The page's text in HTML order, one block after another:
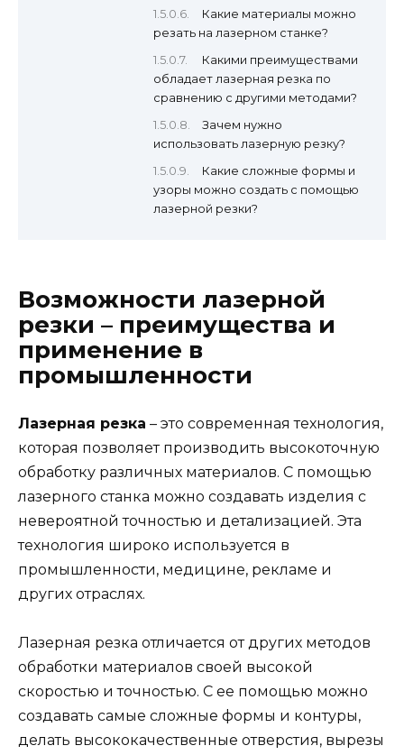
Какие материалы можно
резать на лазерном станке?
Какими преимуществами
обладает лазерная резка по
сравнению с другими методами?
Зачем нужно
использовать лазерную резку?
Какие сложные формы и
узоры можно создать с помощью
лазерной резки?
Возможности лазерной
резки – преимущества и
применение в
промышленности
Лазерная резка – это современная технология,
которая позволяет производить высокоточную
обработку различных материалов. С помощью
лазерного станка можно создавать изделия с
невероятной точностью и детализацией. Эта
технология широко используется в
промышленности, медицине, рекламе и
других отраслях.
Лазерная резка отличается от других методов
обработки материалов своей высокой
скоростью и точностью. С ее помощью можно
создавать самые сложные формы и контуры,
делать высококачественные отверстия, вырезы